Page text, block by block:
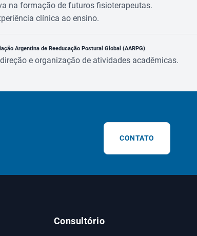
na formação de futuros fisioterapeutas.
clínica ao ensino.
Argentina de Reeducação Postural Global (AARPG)
e organização de atividades acadêmicas.
CONTATO
Consultório